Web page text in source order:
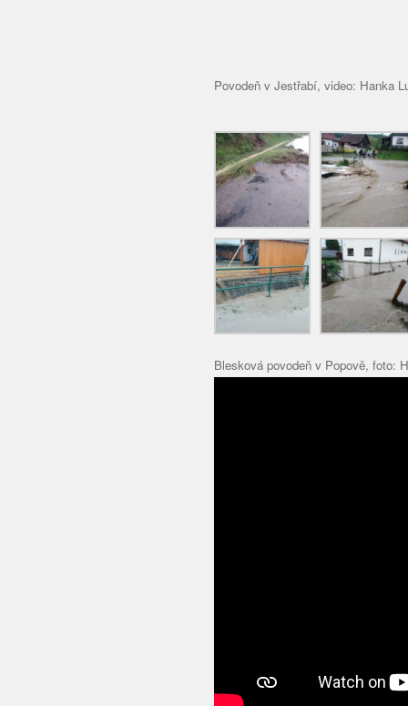
Povodeň v Jestřabí, video: Hanka
Blesková povodeň v Popově, foto: